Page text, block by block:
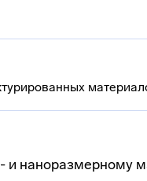
и наноразмерному